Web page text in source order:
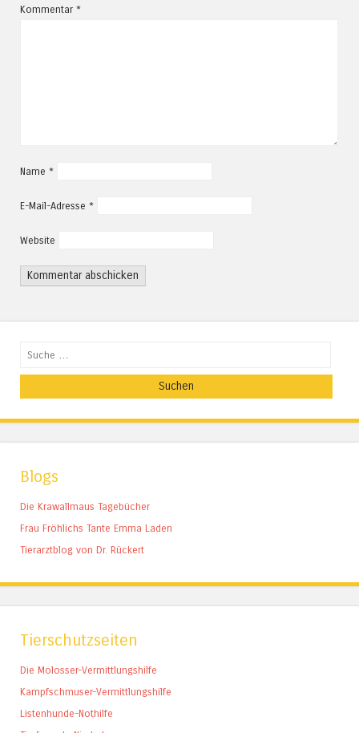
Kommentar *
Name *
E-Mail-Adresse *
Website
Suchen
Blogs
Die Krawallmaus Tagebücher
Frau Fröhlichs Tante Emma Laden
Tierarztblog von Dr. Rückert
Tierschutzseiten
Die Molosser-Vermittlungshilfe
Kampfschmuser-Vermittlungshilfe
Listenhunde-Nothilfe